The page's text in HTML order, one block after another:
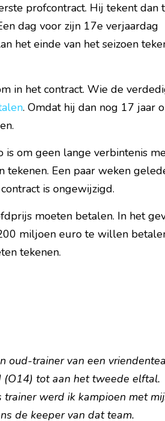
profcontract. Hij tekent dan
dag voor zijn 17e verjaardag
het einde van het seizoen
in het contract. Wie de
. Omdat hij dan nog 17 jaar
is om geen lange verbintenis
tekenen. Een paar weken
is ongewijzigd.
moeten betalen. In het
miljoen euro te willen
tekenen.
oud-trainer van een
(O14) tot aan het tweede elftal.
werd ik kampioen met
de keeper van dat team.